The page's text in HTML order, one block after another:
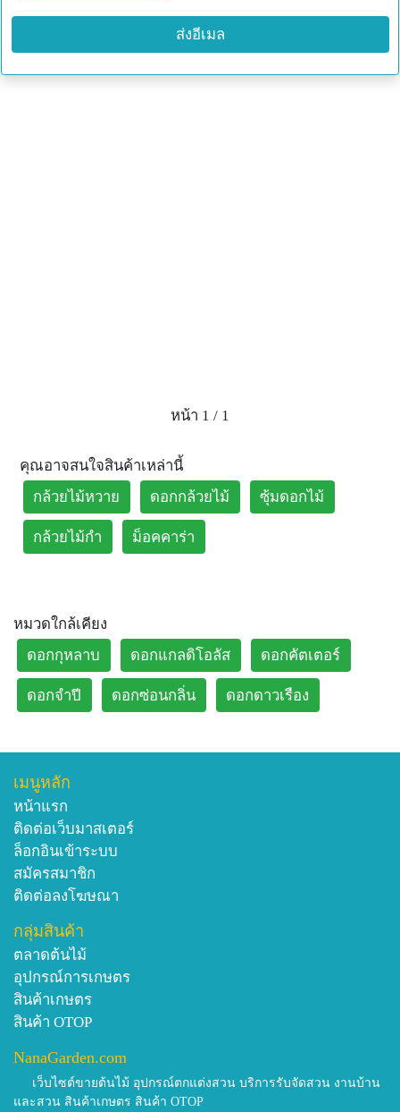
ส่งอีเมล
หน้า 1 / 1
คุณอาจสนใจสินค้าเหล่านี้
กล้วยไม้หวาย
ดอกกล้วยไม้ ซุ้มดอกไม้
กล้วยไม้กำ ม็อคคาร่า
หมวดใกล้เคียง
ดอกกุหลาบ
ดอกแกลดิโอลัส ดอกคัตเตอร์
ดอกจำปี ดอกซ่อนกลิ่น ดอกดาวเรือง
เมนูหลัก
หน้าแรก
ติดต่อเว็บมาสเตอร์
ล็อกอินเข้าระบบ
สมัครสมาชิก
ติดต่อลงโฆษณา
กลุ่มสินค้า
ตลาดต้นไม้
อุปกรณ์การเกษตร
สินค้าเกษตร
สินค้า OTOP
NanaGarden.com
เว็บไซต์ขายต้นไม้ อุปกรณ์ตกแต่งสวน บริการรับจัดสวน งานบ้าน
และสวน สินค้าเกษตร สินค้า OTOP